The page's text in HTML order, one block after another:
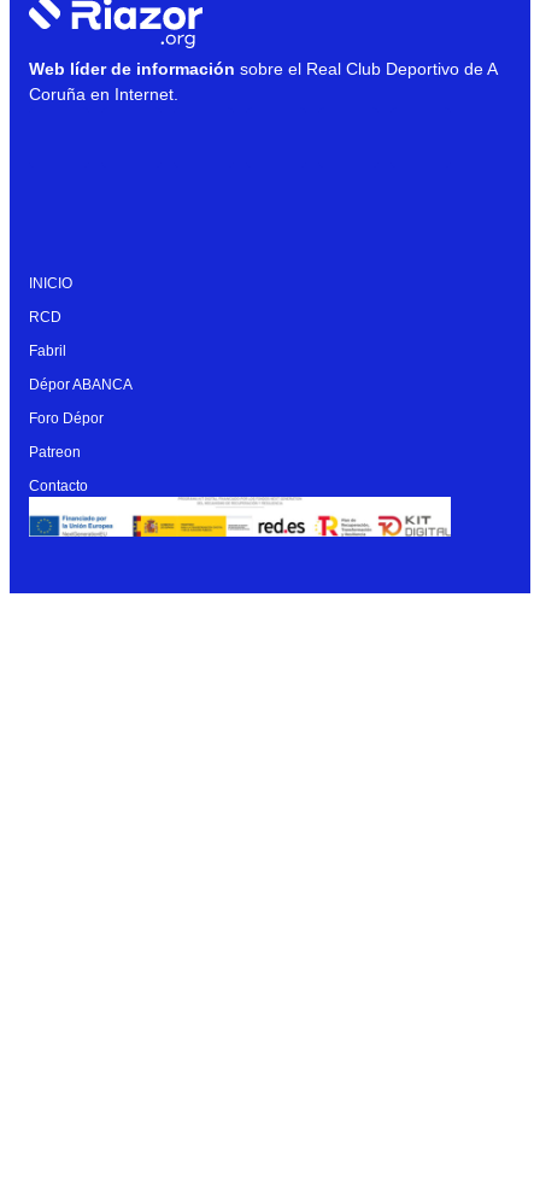
Web líder de información sobre el Real Club Deportivo de A
Coruña en Internet.
INICIO
RCD
Fabril
Dépor ABANCA
Foro Dépor
Patreon
Contacto